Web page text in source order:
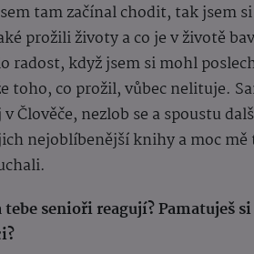
tam začínal chodit, tak jsem
prožili životy a co je v životě
radost, když jsem si mohl
toho, co prožil, vůbec nelituje.
Člověče, nezlob se a spoustu
nejoblíbenější knihy a moc mě
tebe senioři reagují? Pamatuješ